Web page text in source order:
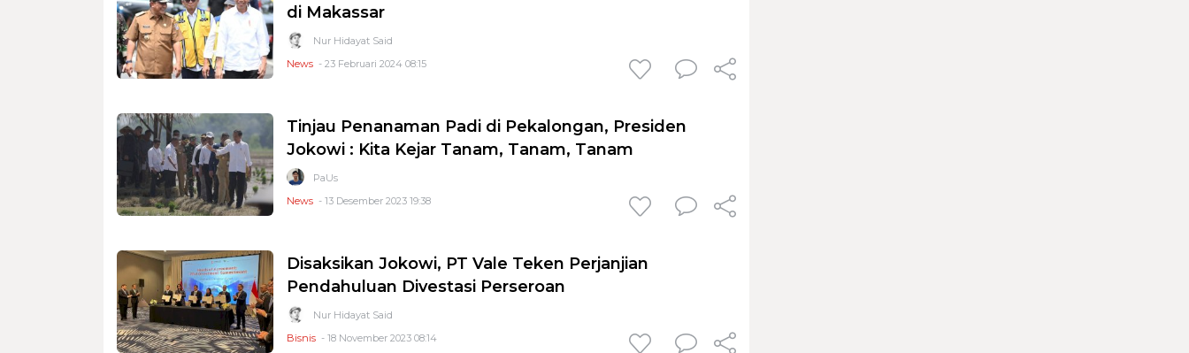
di Makassar
Nur Hidayat Said
News - 23 Februari 2024 08:15
Tinjau Penanaman Padi di Pekalongan, Presiden
Jokowi : Kita Kejar Tanam, Tanam, Tanam
PaUs
News - 13 Desember 2023 19:38
Disaksikan Jokowi, PT Vale Teken Perjanjian
Pendahuluan Divestasi Perseroan
Nur Hidayat Said
Bisnis - 18 November 2023 08:14